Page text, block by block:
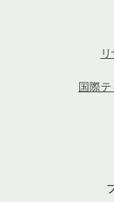
国際テ